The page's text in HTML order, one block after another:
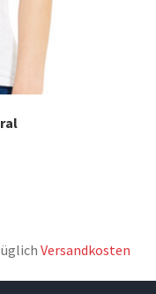
Versandkosten